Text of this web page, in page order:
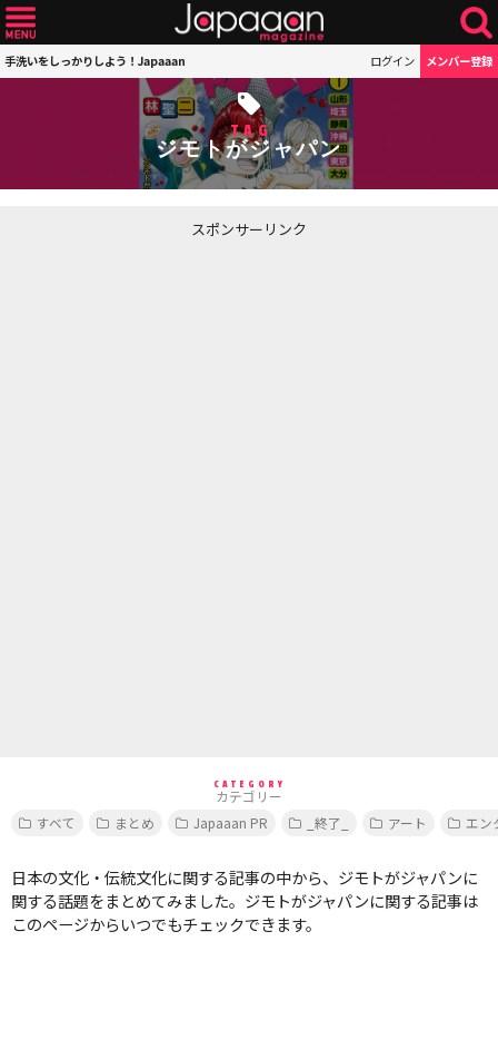
手洗いをしっかりしよう！Japaaan ログイン メンバー登録
TAG
ジモトがジャパン
スポンサーリンク
CATEGORY
カテゴリー
すべて
まとめ Japaaan PR _終了_ アート エン
日本の文化・伝統文化に関する記事の中から、ジモトがジャパンに
関する話題をまとめてみました。ジモトがジャパンに関する記事は
このページからいつでもチェックできます。